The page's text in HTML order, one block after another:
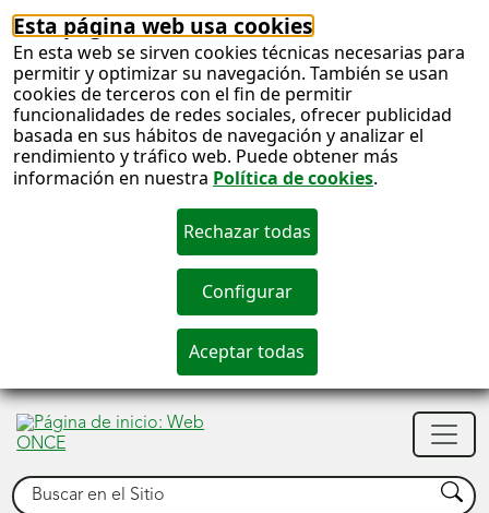
Esta página web usa cookies
En esta web se sirven cookies técnicas necesarias para
permitir y optimizar su navegación. También se usan
cookies de terceros con el fin de permitir
funcionalidades de redes sociales, ofrecer publicidad
basada en sus hábitos de navegación y analizar el
rendimiento y tráfico web. Puede obtener más
información en nuestra Política de cookies.
Buscar Buscar